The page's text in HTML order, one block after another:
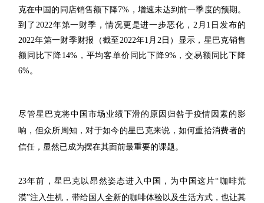
克在中国的同店销售额下降7%，增速未达到前一季度的预期。
到了2022年第一财季，情况更是进一步恶化，2月1日发布的
2022年第一财季财报（截至2022年1月2日）显示，星巴克销售
额同比下降14%，平均客单价同比下降9%，交易额同比下降
6%。
尽管星巴克将中国市场业绩下滑的原因归咎于疫情因素的影
响，但众所周知，对于如今的星巴克来说，如何重拾消费者的
信任，显然已成为摆在其面前最重要的课题。
23年前，星巴克以昂然姿态进入中国，为中国这片“咖啡荒
漠”注入生机，带给国人全新的咖啡体验以及生活方式，也让其